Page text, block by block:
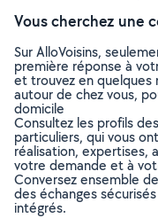
Vous cherchez une
Sur AlloVoisins,
première réponse à
et trouvez en quelques
autour de chez vous,
domicile
Consultez les profils
particuliers, qui vous
réalisation, expertises,
votre demande et à
Conversez ensemble
des échanges
intégrés.